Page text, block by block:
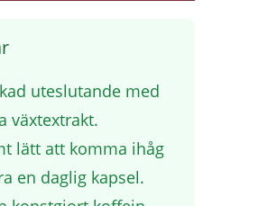
uteslutande med
växtextrakt.
lätt att komma ihåg
en daglig kapsel.